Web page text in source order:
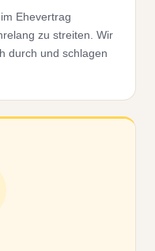
Ehevertrag
zu streiten. Wir
durch und schlagen